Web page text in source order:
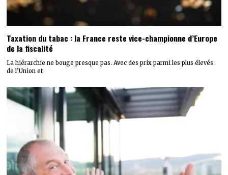
Taxation du tabac : la France reste vice-championne d’Europe
de la fiscalité
La hiérarchie ne bouge presque pas. Avec des prix parmi les plus élevés
de l’Union et